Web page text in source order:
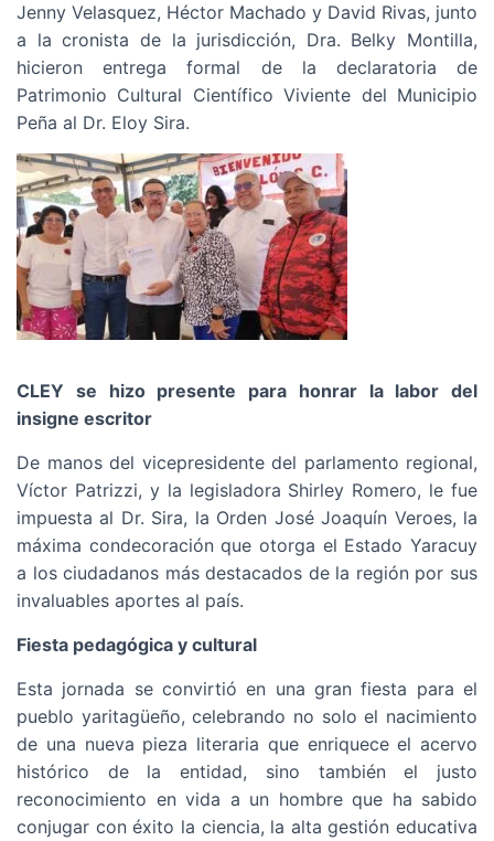
Jenny Velasquez, Héctor Machado y David Rivas, junto
a la cronista de la jurisdicción, Dra. Belky Montilla,
hicieron entrega formal de la declaratoria de
Patrimonio Cultural Científico Viviente del Municipio
Peña al Dr. Eloy Sira.
CLEY se hizo presente para honrar la labor del
insigne escritor
De manos del vicepresidente del parlamento regional,
Víctor Patrizzi, y la legisladora Shirley Romero, le fue
impuesta al Dr. Sira, la Orden José Joaquín Veroes, la
máxima condecoración que otorga el Estado Yaracuy
a los ciudadanos más destacados de la región por sus
invaluables aportes al país.
Fiesta pedagógica y cultural
Esta jornada se convirtió en una gran fiesta para el
pueblo yaritagüeño, celebrando no solo el nacimiento
de una nueva pieza literaria que enriquece el acervo
histórico de la entidad, sino también el justo
reconocimiento en vida a un hombre que ha sabido
conjugar con éxito la ciencia, la alta gestión educativa